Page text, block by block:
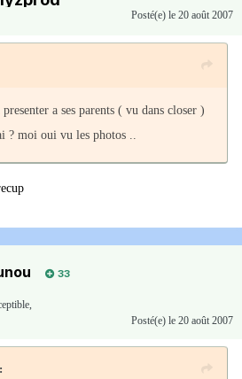
Posté(e) le 20 août 2007
a ses parents ( vu dans closer )
? moi oui vu les photos ..
33
Posté(e) le 20 août 2007